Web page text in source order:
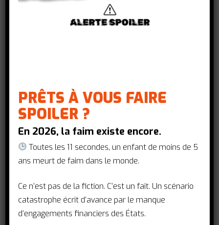
Coopération pour le développement FR,
commençait par la Base ?, Financement et qualité de
monde ne peut pas en jouir alors
ce ne sont plus des droits, mais
des privilèges.
Par Carmen Romero, membre du
conseil d'administration de la
Campagne mondiale pour l’éducation
la circonscription de la jeunesse…
actionsantemondiale
PRÊTS À VOUS FAIRE
SPOILER ?
En 2026, la faim existe encore.
Toutes les 11 secondes, un enfant de moins de 5
ans meurt de faim dans le monde.
Ce n’est pas de la fiction. C’est un fait. Un scénario
catastrophe écrit d’avance par le manque
d’engagements financiers des États.